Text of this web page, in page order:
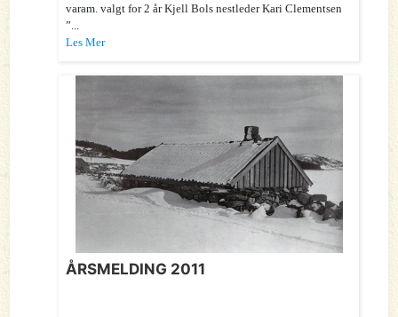
varam. valgt for 2 år Kjell Bols nestleder Kari Clementsen
”...
Les Mer
ÅRSMELDING 2011